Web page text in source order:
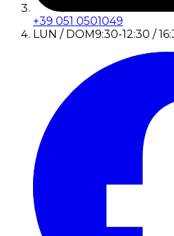
+39 051 0501049
LUN / DOM9:30-12:30 /